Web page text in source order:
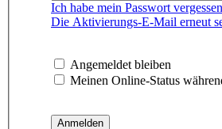
Ich habe mein Passwort vergessen
Die Aktivierungs-E-Mail erneut
Angemeldet bleiben
Meinen Online-Status